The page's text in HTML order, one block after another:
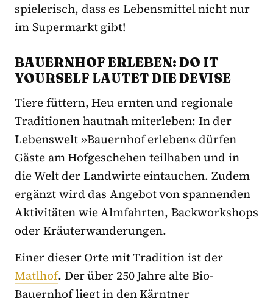
spielerisch, dass es Lebensmittel nicht nur
im Supermarkt gibt!
BAUERNHOF ERLEBEN: DO IT
YOURSELF LAUTET DIE DEVISE
Tiere füttern, Heu ernten und regionale
Traditionen hautnah miterleben: In der
Lebenswelt »Bauernhof erleben« dürfen
Gäste am Hofgeschehen teilhaben und in
die Welt der Landwirte eintauchen. Zudem
ergänzt wird das Angebot von spannenden
Aktivitäten wie Almfahrten, Backworkshops
oder Kräuterwanderungen.
Einer dieser Orte mit Tradition ist der
Matlhof. Der über 250 Jahre alte Bio-
Bauernhof liegt in den Kärntner